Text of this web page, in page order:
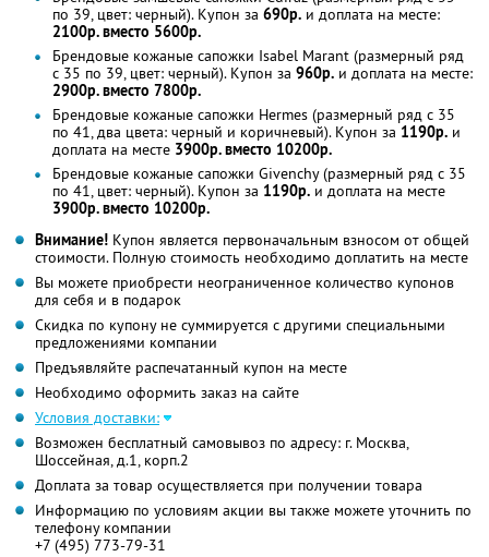
по 39, цвет: черный). Купон за 690р. и доплата на месте:
2100р. вместо 5600р.
Брендовые кожаные сапожки Isabel Marant (размерный ряд
с 35 по 39, цвет: черный). Купон за 960р. и доплата на месте:
2900р. вместо 7800р.
Брендовые кожаные сапожки Hermes (размерный ряд с 35
по 41, два цвета: черный и коричневый). Купон за 1190р. и
доплата на месте 3900р. вместо 10200р.
Брендовые кожаные сапожки Givenchy (размерный ряд с 35
по 41, цвет: черный). Купон за 1190р. и доплата на месте
3900р. вместо 10200р.
Внимание! Купон является первоначальным взносом от общей
стоимости. Полную стоимость необходимо доплатить на месте
Вы можете приобрести неограниченное количество купонов
для себя и в подарок
Скидка по купону не суммируется с другими специальными
предложениями компании
Предъявляйте распечатанный купон на месте
Необходимо оформить заказ на сайте
Условия доставки:
Возможен бесплатный самовывоз по адресу: г. Москва,
Шоссейная, д.1, корп.2
Доплата за товар осуществляется при получении товара
Информацию по условиям акции вы также можете уточнить по
телефону компании
+7 (495) 773-79-31